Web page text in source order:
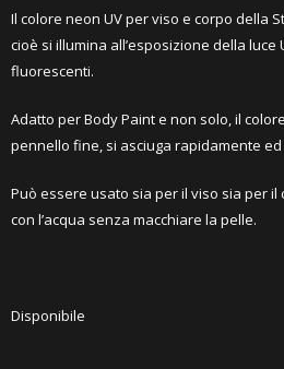
Il colore neon UV per viso e corpo della
cioè si illumina all’esposizione della luce
fluorescenti.
Adatto per Body Paint e non solo, il
pennello fine, si asciuga rapidamente
Può essere usato sia per il viso sia per
con l’acqua senza macchiare la pelle.
Disponibile